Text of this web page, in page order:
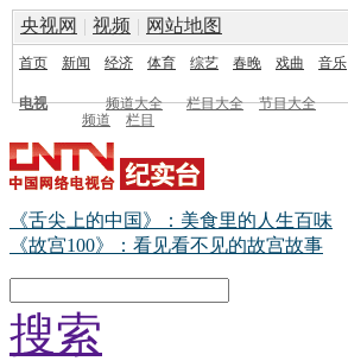
央视网 | 视频 | 网站地图
首页 新闻 经济 体育 综艺 春晚 戏曲 音乐
电视 频道大全 栏目大全 节目大全
频道
栏目
《舌尖上的中国》：美食里的人生百味
《故宫100》：看见看不见的故宫故事
搜索